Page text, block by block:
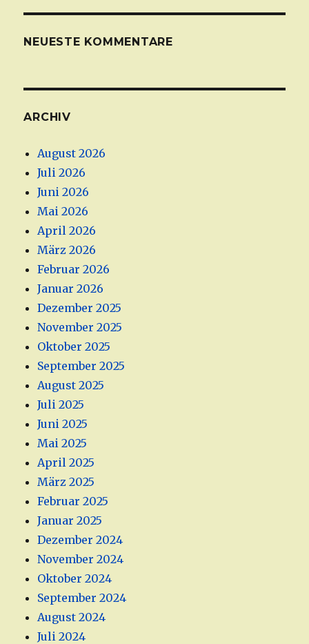
NEUESTE KOMMENTARE
ARCHIV
August 2026
Juli 2026
Juni 2026
Mai 2026
April 2026
März 2026
Februar 2026
Januar 2026
Dezember 2025
November 2025
Oktober 2025
September 2025
August 2025
Juli 2025
Juni 2025
Mai 2025
April 2025
März 2025
Februar 2025
Januar 2025
Dezember 2024
November 2024
Oktober 2024
September 2024
August 2024
Juli 2024